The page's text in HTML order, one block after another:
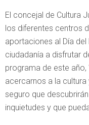
El concejal de Cultura
los diferentes centros
aportaciones al Día del
ciudadanía a disfrutar
programa de este año,
acercarnos a la
seguro que
inquietudes y que